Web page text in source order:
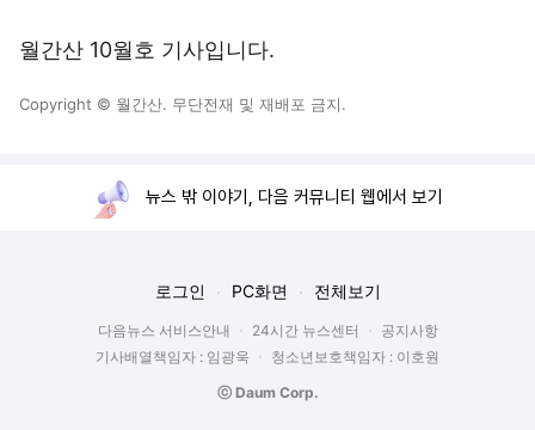
월간산 10월호 기사입니다.
Copyright © 월간산. 무단전재 및 재배포 금지.
뉴스 밖 이야기, 다음 커뮤니티 웹에서 보기
로그인 PC화면 전체보기
다음뉴스 서비스안내 24시간 뉴스센터
공지사항
기사배열책임자 : 임광욱
청소년보호책임자 : 이호원
ⓒ Daum Corp.